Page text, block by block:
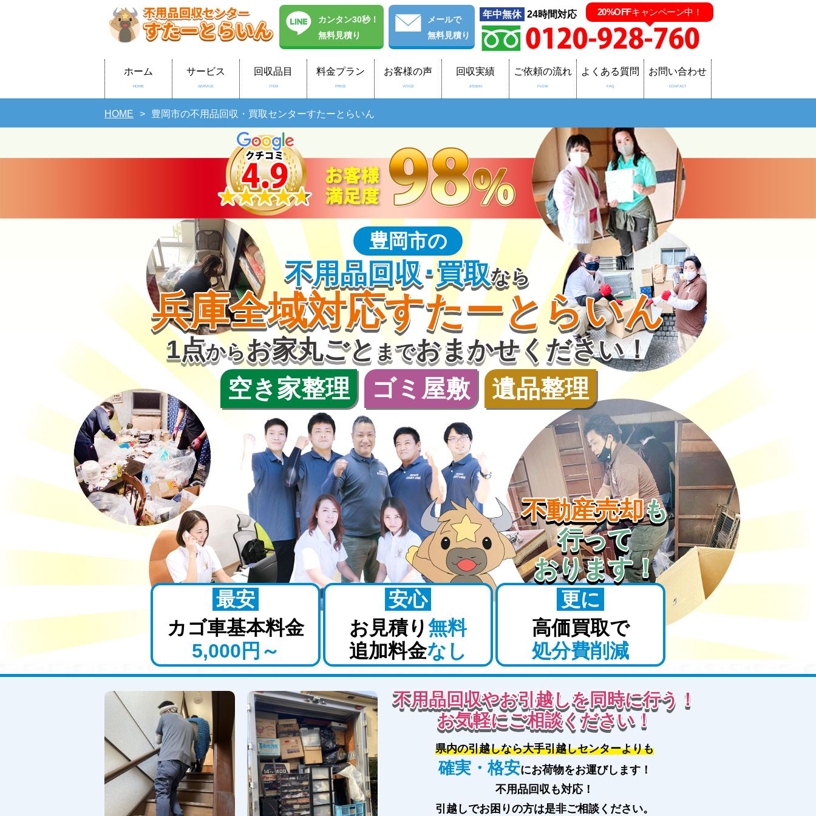
カンタン30秒！
無料見積り
メールで
無料見積り
年中無休 24時間対応 20%OFFキャンペーン中！
ホーム
HOME
サービス
SERVICE
回収品目
ITEM
料金プラン
PRICE
お客様の声
VOICE
回収実績
JISSEKI
ご依頼の流れ
FLOW
よくある質問
FAQ
お問い合わせ
CONTACT
HOME 豊岡市の不用品回収・買取センターすたーとらいん
豊岡市の
不用品回収･買取なら
兵庫全域対応すたーとらいん
1点からお家丸ごと までおまかせください！
空き家整理 ゴミ屋敷 遺品整理
不動産売却も
行って
おります！
最安
カゴ車基本料金
5,000円～
安心
お見積り無料
追加料金なし
更に
高価買取で
処分費削減
不用品回収やお引越しを同時に行う！
お気軽にご相談ください！
県内の引越しなら大手引越しセンターよりも
確実・格安にお荷物をお運びします！
不用品回収も対応！
引越しでお困りの方は是非ご相談ください。